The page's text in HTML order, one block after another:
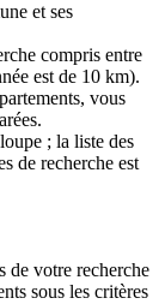
et ses
compris entre
est de 10 km).
vous
; la liste des
de recherche est
de votre recherche
sous les critères